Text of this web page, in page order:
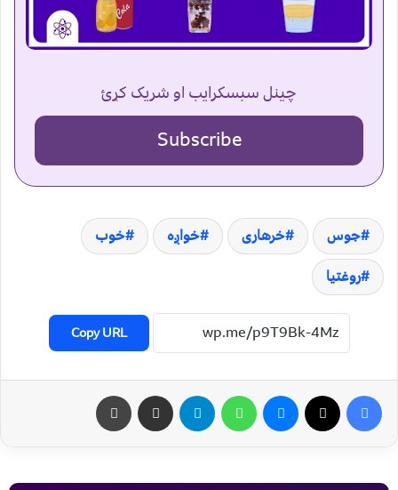
چینل سبسکرایب او شریک کړئ
Subscribe
جوس خرهاری خواږه
خوب
روغتيا
Copy URL